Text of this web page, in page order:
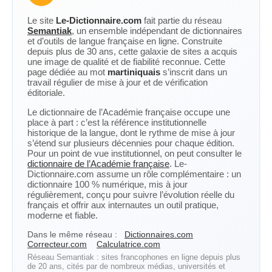
Le site Le-Dictionnaire.com fait partie du réseau
Semantiak, un ensemble indépendant de dictionnaires
et d’outils de langue française en ligne. Construite
depuis plus de 30 ans, cette galaxie de sites a acquis
une image de qualité et de fiabilité reconnue. Cette
page dédiée au mot martiniquais s’inscrit dans un
travail régulier de mise à jour et de vérification
éditoriale.
Le dictionnaire de l’Académie française occupe une
place à part : c’est la référence institutionnelle
historique de la langue, dont le rythme de mise à jour
s’étend sur plusieurs décennies pour chaque édition.
Pour un point de vue institutionnel, on peut consulter le
dictionnaire de l’Académie française. Le-
Dictionnaire.com assume un rôle complémentaire : un
dictionnaire 100 % numérique, mis à jour
régulièrement, conçu pour suivre l’évolution réelle du
français et offrir aux internautes un outil pratique,
moderne et fiable.
Dans le même réseau :
Dictionnaires.com
Correcteur.com
Calculatrice.com
Réseau Semantiak : sites francophones en ligne depuis plus
de 20 ans, cités par de nombreux médias, universités et